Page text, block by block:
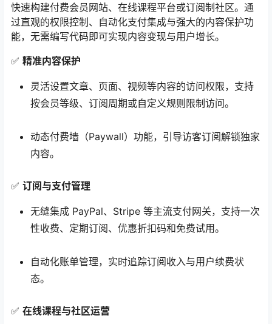
快速构建付费会员网站、在线课程平台或订阅制社区。通
过直观的权限控制、自动化支付集成与强大的内容保护功
能，无需编写代码即可实现内容变现与用户增长。
✅ 精准内容保护
灵活设置文章、页面、视频等内容的访问权限，支持
按会员等级、订阅周期或自定义规则限制访问。
动态付费墙（Paywall）功能，引导访客订阅解锁独家
内容。
✅ 订阅与支付管理
无缝集成 PayPal、Stripe 等主流支付网关，支持一次
性收费、定期订阅、优惠折扣码和免费试用。
自动化账单管理，实时追踪订阅收入与用户续费状
态。
✅ 在线课程与社区运营